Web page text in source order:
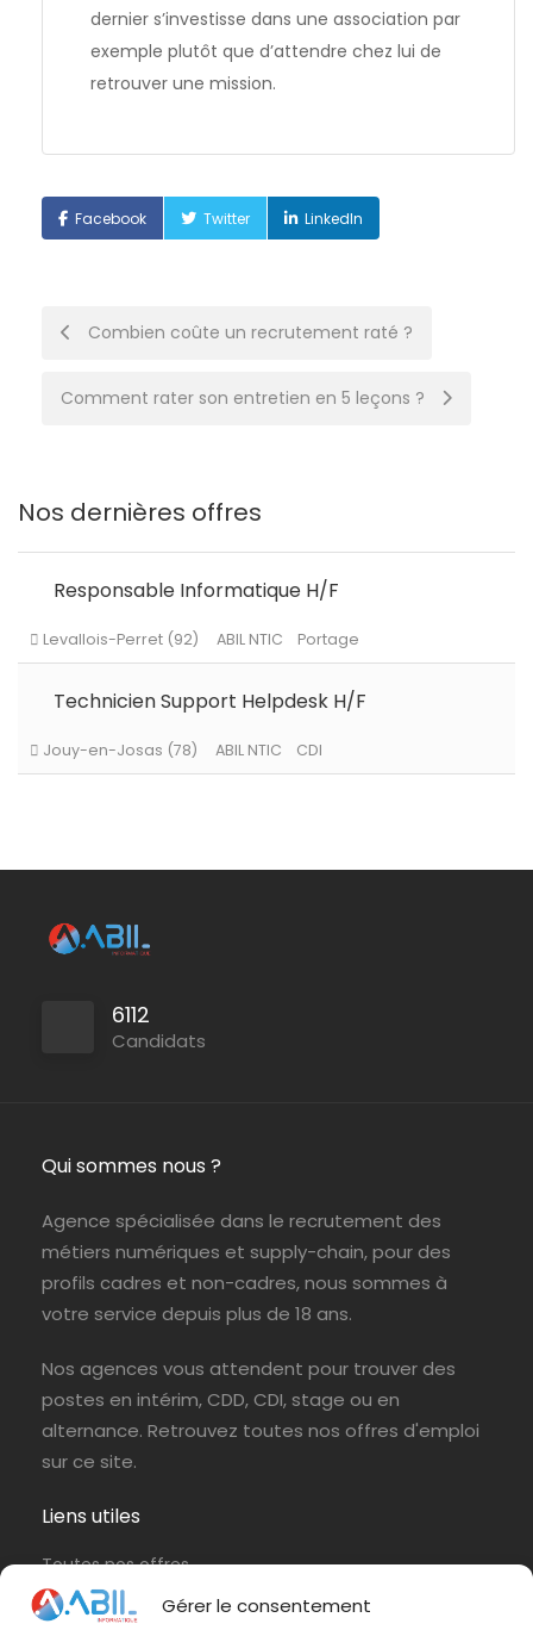
Gérer le consentement
dernier s’investisse dans une association par
exemple plutôt que d’attendre chez lui de
retrouver une mission.
Facebook Twitter LinkedIn
Post
navigation
Combien coûte un recrutement raté ?
Comment rater son entretien en 5 leçons ?
Nos dernières offres
Responsable Informatique H/F
Levallois-Perret (92)
Technicien Support Helpdesk H/F
6112
Candidats
Qui sommes nous ?
Agence spécialisée dans le recrutement des
métiers numériques et supply-chain, pour des
profils cadres et non-cadres, nous sommes à
votre service depuis plus de 18 ans.
Nos agences vous attendent pour trouver des
postes en intérim, CDD, CDI, stage ou en
alternance. Retrouvez toutes nos offres d'emploi
sur ce site.
Liens utiles
Toutes nos offres
Protection de vos données personnelles